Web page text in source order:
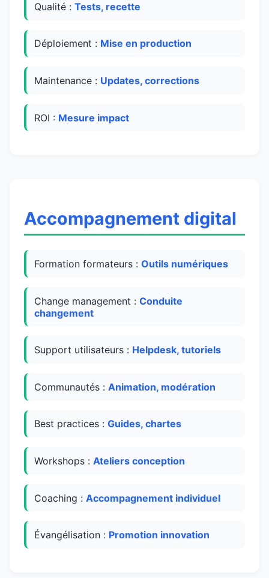
Qualité : Tests, recette
Déploiement : Mise en production
Maintenance : Updates, corrections
ROI : Mesure impact
Accompagnement digital
Formation formateurs : Outils numériques
Change management : Conduite
changement
Support utilisateurs : Helpdesk, tutoriels
Communautés : Animation, modération
Best practices : Guides, chartes
Workshops : Ateliers conception
Coaching : Accompagnement individuel
Évangélisation : Promotion innovation